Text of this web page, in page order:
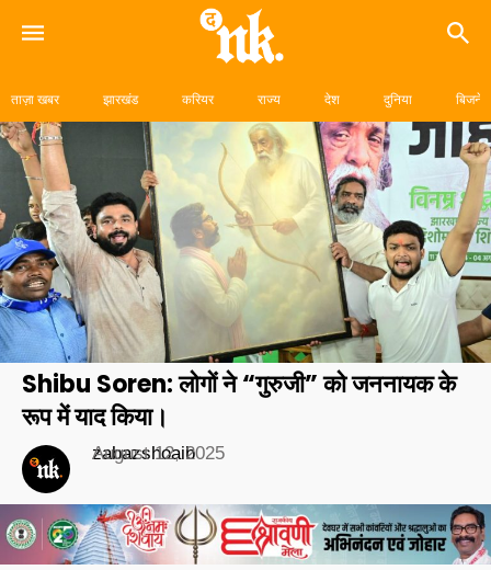
ताज़ा खबर झारखंड करियर राज्य देश दुनिया बिजनेस
Shibu Soren: लोगों ने “गुरुजी” को जननायक के
रूप में याद किया।
zabazshoaib
August 12, 2025